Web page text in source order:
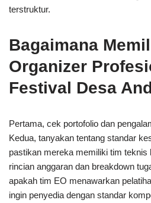
terstruktur.
Bagaimana
Organizer
Festival Desa
Pertama, cek portofolio dan
Kedua, tanyakan tentang standar
pastikan mereka memiliki tim
rincian anggaran dan breakdown
apakah tim EO menawarkan
ingin penyedia dengan standar